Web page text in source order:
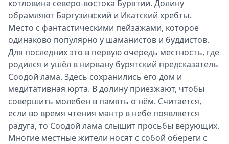
котловина северо-востока Бурятии. Долину
обрамляют Баргузинский и Икатский хребты.
Место с фантастическими пейзажами, которое
одинаково популярно у шаманистов и буддистов.
Для последних это в первую очередь местность, где
родился и ушёл в нирвану бурятский предсказатель
Соодой лама. Здесь сохранились его дом и
медитативная юрта. В долину приезжают, чтобы
совершить молебен в память о нём. Считается,
если во время чтения мантр в небе появляется
радуга, то Соодой лама слышит просьбы верующих.
Многие местные жители носят с собой обереги с